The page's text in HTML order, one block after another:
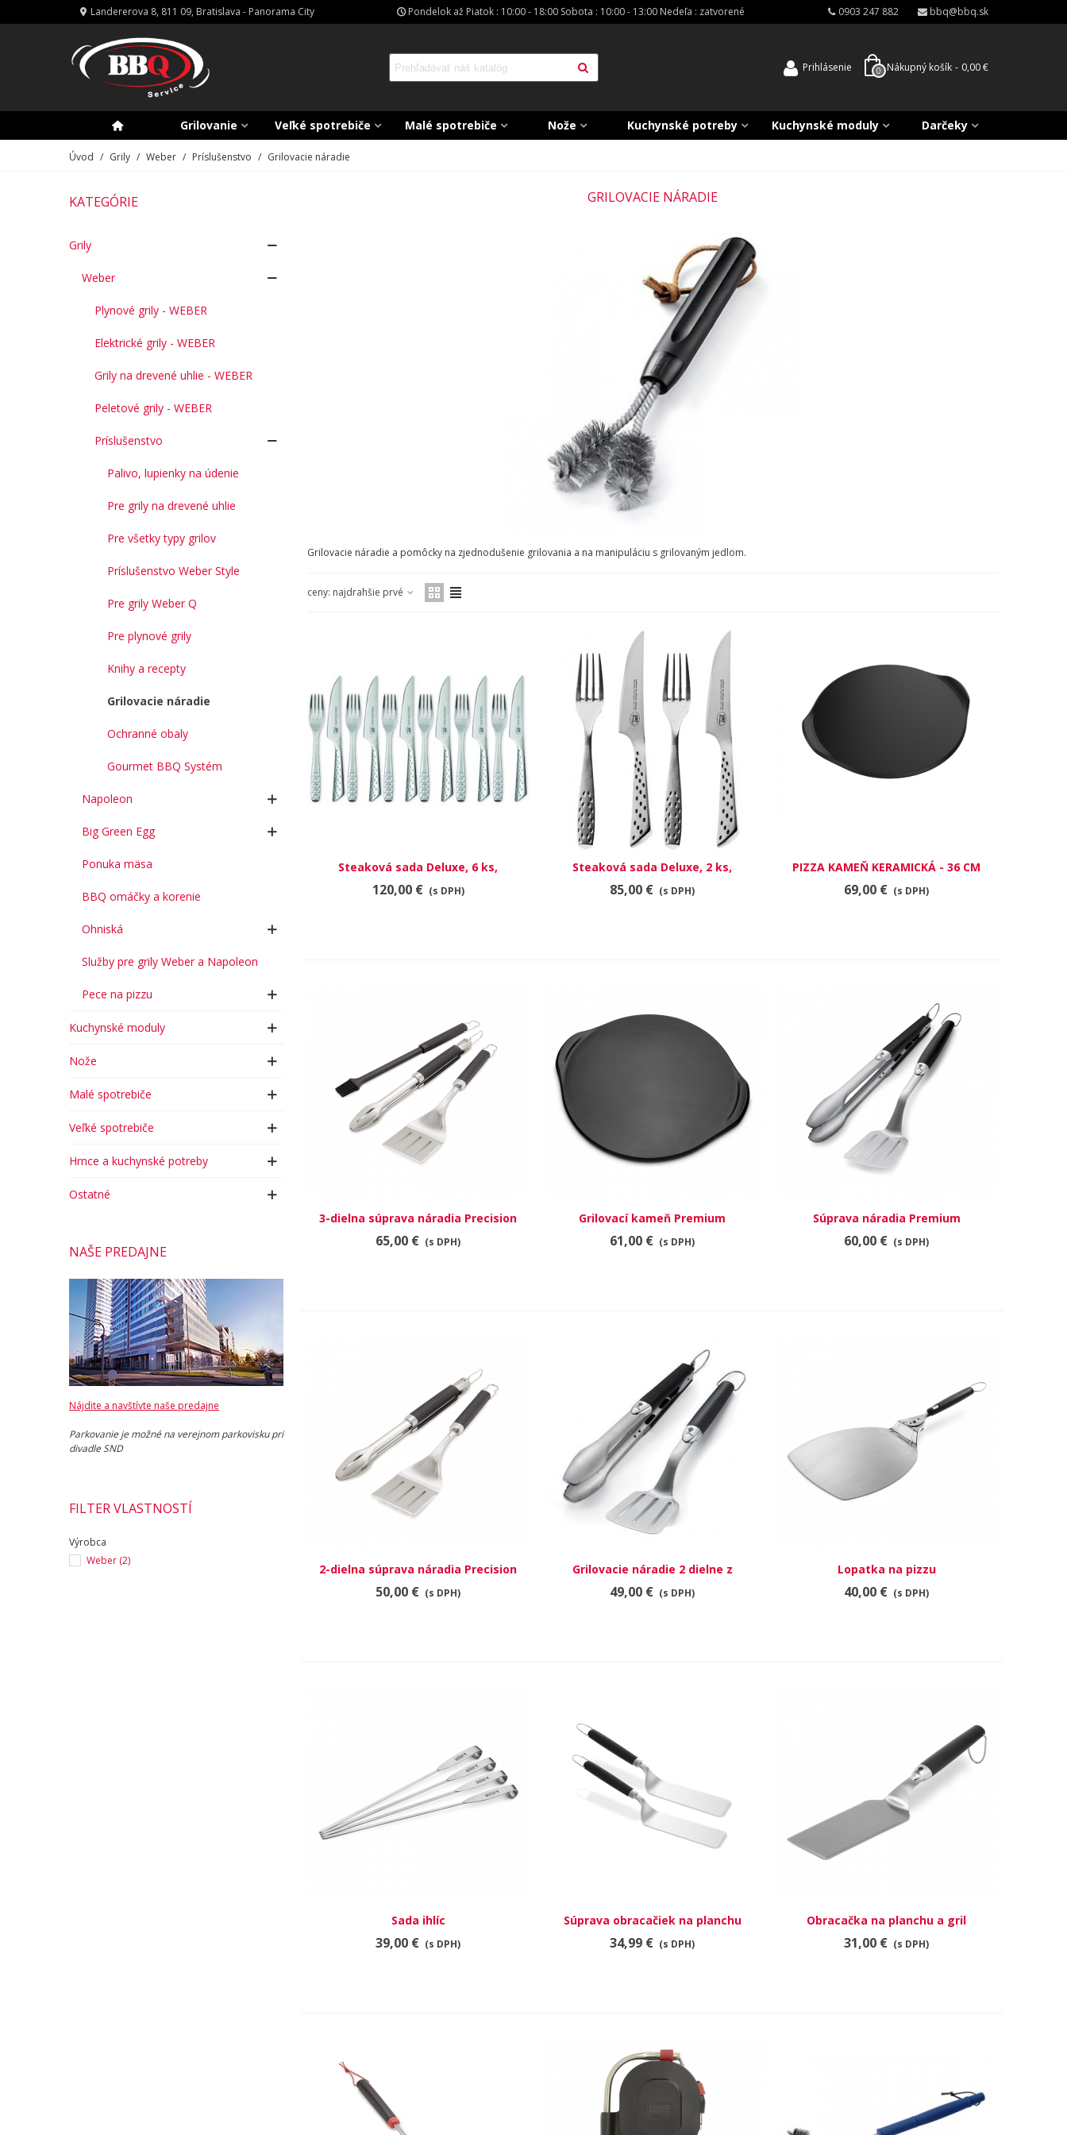
Landererova 8, 811 09, Bratislava - Panorama City Pondelok až Piatok : 10:00 - 18:00 Sobota : 10:00 - 13:00 Nedeľa : zatvorené 0903 247 882 bbq@bbq.sk
Prihlásenie 0 Nákupný košík - 0,00 €
Grilovanie Veľké spotrebiče Malé spotrebiče Nože Kuchynské potreby Kuchynské moduly Darčeky
Úvod / Grily / Weber / Príslušenstvo / Grilovacie náradie
KATEGÓRIE
Grily
Weber
Plynové grily - WEBER
Elektrické grily - WEBER
Grily na drevené uhlie - WEBER
Peletové grily - WEBER
Príslušenstvo
Palivo, lupienky na údenie
Pre grily na drevené uhlie
Pre všetky typy grilov
Príslušenstvo Weber Style
Pre grily Weber Q
Pre plynové grily
Knihy a recepty
Grilovacie náradie
Ochranné obaly
Gourmet BBQ Systém
Napoleon
Big Green Egg
Ponuka mäsa
BBQ omáčky a korenie
Ohniská
Služby pre grily Weber a Napoleon
Pece na pizzu
Kuchynské moduly
Nože
Malé spotrebiče
Veľké spotrebiče
Hrnce a kuchynské potreby
Ostatné
NAŠE PREDAJNE
Nájdite a navštívte naše predajne
Parkovanie je možné na verejnom parkovisku pri
divadle SND
FILTER VLASTNOSTÍ
Výrobca
Weber (2)
GRILOVACIE NÁRADIE
Grilovacie náradie a pomôcky na zjednodušenie grilovania a na manipuláciu s grilovaným jedlom.
ceny: najdrahšie prvé
RÝCHLY NÁHĽAD
Steaková sada Deluxe, 6 ks,
ušľachtilá oceľ
120,00 € (s DPH)
RÝCHLY NÁHĽAD
Steaková sada Deluxe, 2 ks,
ušľachtilá oceľ
85,00 € (s DPH)
RÝCHLY NÁHĽAD
PIZZA KAMEŇ KERAMICKÁ - 36 CM
69,00 € (s DPH)
RÝCHLY NÁHĽAD
3-dielna súprava náradia Precision
65,00 € (s DPH)
RÝCHLY NÁHĽAD
Grilovací kameň Premium
61,00 € (s DPH)
RÝCHLY NÁHĽAD
Súprava náradia Premium
60,00 € (s DPH)
RÝCHLY NÁHĽAD
2-dielna súprava náradia Precision
50,00 € (s DPH)
RÝCHLY NÁHĽAD
Grilovacie náradie 2 dielne z
ušlachtilej ocele, čierne
49,00 € (s DPH)
RÝCHLY NÁHĽAD
Lopatka na pizzu
40,00 € (s DPH)
RÝCHLY NÁHĽAD
Sada ihlíc
39,00 € (s DPH)
RÝCHLY NÁHĽAD
Súprava obracačiek na planchu
34,99 € (s DPH)
RÝCHLY NÁHĽAD
Obracačka na planchu a gril
31,00 € (s DPH)